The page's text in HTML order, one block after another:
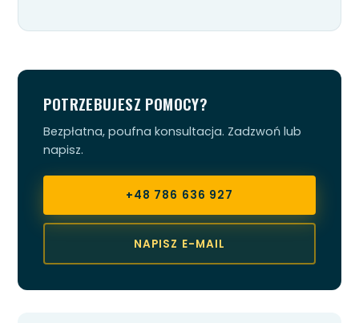
POTRZEBUJESZ POMOCY?
Bezpłatna, poufna konsultacja. Zadzwoń lub
napisz.
+48 786 636 927
NAPISZ E-MAIL